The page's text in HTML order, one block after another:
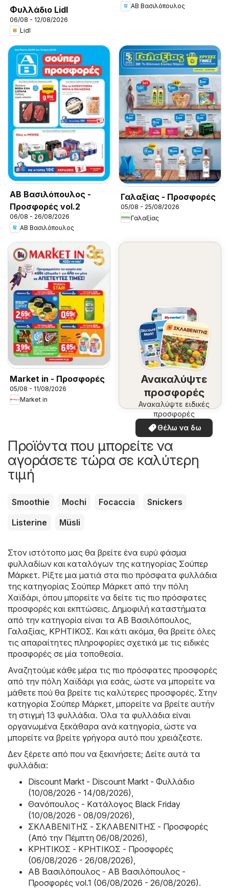
Φυλλάδιο Lidl
06/08 - 12/08/2026
Lidl
ΑΒ Βασιλόπουλος
ΑΒ Βασιλόπουλος -
Προσφορές vol.2
06/08 - 26/08/2026
ΑΒ Βασιλόπουλος
Γαλαξίας - Προσφορές
05/08 - 25/08/2026
Γαλαξίας
Market in - Προσφορές
05/08 - 11/08/2026
Market in
Ανακαλύψτε
προσφορές
Ανακαλύψτε ειδικές
προσφορές
Θέλω να δω
Προϊόντα που μπορείτε να
αγοράσετε τώρα σε καλύτερη
τιμή
Smoothie Mochi Focaccia
Snickers
Listerine
Müsli
Στον ιστότοπο μας θα βρείτε ένα ευρύ φάσμα
φυλλαδίων και καταλόγων της κατηγορίας Σούπερ
Μάρκετ. Ρίξτε μια ματιά στα πιο πρόσφατα φυλλάδια
της κατηγορίας Σούπερ Μάρκετ από την πόλη
Χαϊδάρι, όπου μπορείτε να δείτε τις πιο πρόσφατες
προσφορές και εκπτώσεις. Δημοφιλή καταστήματα
από την κατηγορία είναι τα ΑΒ Βασιλόπουλος
Γαλαξίας ΚΡΗΤΙΚΟΣ. Και κάτι ακόμα, θα βρείτε όλες
τις απαραίτητες πληροφορίες σχετικά με τις ειδικές
προσφορές σε μία τοποθεσία.
Αναζητούμε κάθε μέρα τις πιο πρόσφατες προσφορές
από την πόλη Χαϊδάρι για εσάς, ώστε να μπορείτε να
μάθετε πού θα βρείτε τις καλύτερες προσφορές. Στην
κατηγορία Σούπερ Μάρκετ, μπορείτε να βρείτε αυτήν
τη στιγμή 13 φυλλάδια. Όλα τα φυλλάδια είναι
οργανωμένα ξεκάθαρα ανά κατηγορία, ώστε να
μπορείτε να βρείτε γρήγορα αυτό που χρειάζεστε.
Δεν ξέρετε από που να ξεκινήσετε; Δείτε αυτά τα
φυλλάδια:
Discount Markt - Discount Markt - Φυλλάδιο
(10/08/2026 - 14/08/2026)
Θανόπουλος - Kατάλογος Black Friday
(10/08/2026 - 08/09/2026)
ΣΚΛΑΒΕΝΙΤΗΣ - ΣΚΛΑΒΕΝΙΤΗΣ - Προσφορές
(Από την Πέμπτη 06/08/2026)
ΚΡΗΤΙΚΟΣ - ΚΡΗΤΙΚΟΣ - Προσφορές
(06/08/2026 - 26/08/2026)
ΑΒ Βασιλόπουλος - ΑΒ Βασιλόπουλος -
Προσφορές vol.1 (06/08/2026 - 26/08/2026).